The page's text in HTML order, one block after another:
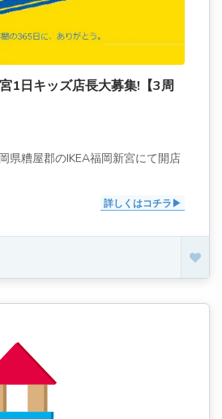
1日キッズ店長大募集!【3周
県糟屋郡のIKEA福岡新宮にて開店
詳しくはコチラ